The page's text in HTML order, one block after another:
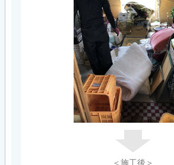
＜施工後＞